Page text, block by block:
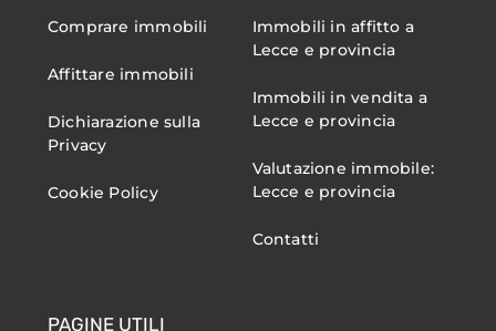
Comprare immobili
Affittare immobili
Dichiarazione sulla
Privacy
Cookie Policy
Immobili in affitto a
Lecce e provincia
Immobili in vendita a
Lecce e provincia
Valutazione immobile:
Lecce e provincia
Contatti
PAGINE UTILI